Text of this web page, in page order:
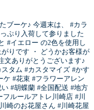
ブーケ♪ 今週末は、 #カラ
ぷり入荷して参りました
#イエロー の2色を使用し
りです ・ どうかお客様が
文ありがとうございます♪
タム #カスタマイズ #かす
#花束 #フラワーアレン
#胡蝶蘭 #全国配送 #地方
ルールアトレ川崎店 #川
崎のお花屋さん #川崎花屋